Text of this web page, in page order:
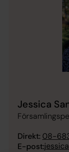
Jessica
Direkt: 08-
E-post: